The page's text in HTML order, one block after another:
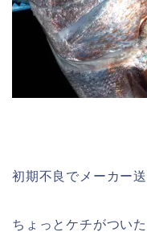
初期不良でメーカー送
ちょっとケチがつい